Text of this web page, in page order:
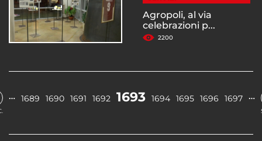
Agropoli, al via
celebrazioni p...
2200
… 1689 1690 1691 1692 1693 1694 1695 1696 1697 …